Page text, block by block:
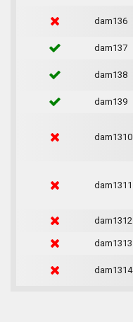
dam136
dam137
dam138
dam139
dam1310
dam1311
dam1312
dam1313
dam1314